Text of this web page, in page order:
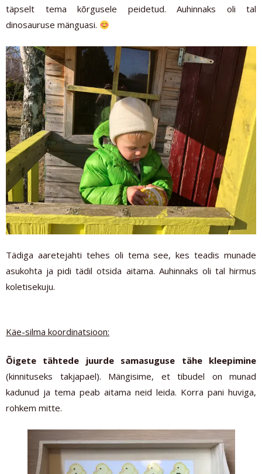
täpselt tema kõrgusele peidetud. Auhinnaks oli tal
dinosauruse mänguasi.
Tädiga aaretejahti tehes oli tema see, kes teadis munade
asukohta ja pidi tädil otsida aitama. Auhinnaks oli tal hirmus
koletisekuju.
Käe-silma koordinatsioon:
Õigete tähtede juurde samasuguse tähe kleepimine
(kinnituseks takjapael).
Mängisime, et tibudel on munad
kadunud ja tema peab aitama neid leida. Korra pani huviga,
rohkem mitte.